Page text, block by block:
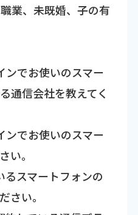
業、未既婚、子の有
ンでお使いのスマー
通信会社を教えてく
ンでお使いのスマー
い。
るスマートフォンの
さい。